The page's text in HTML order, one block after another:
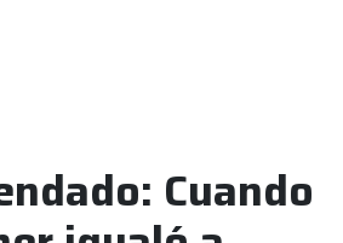
Cuando